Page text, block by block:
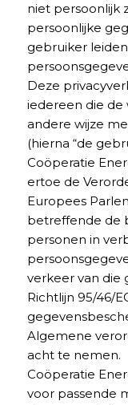
niet persoonlijk
persoonlijke
gebruiker
Deze
iedereen die de
andere wijze
(hierna “de
Coöperatie
ertoe de
Europees
betreffende de
personen in
verkeer van die
Richtlijn 95/46/
Algemene
acht te nemen.
Coöperatie
voor passende